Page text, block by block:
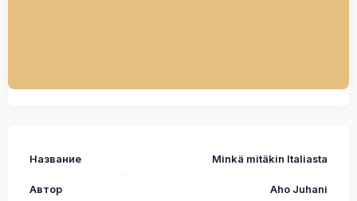
Название Minkä mitäkin Italiasta
Автор Aho Juhani